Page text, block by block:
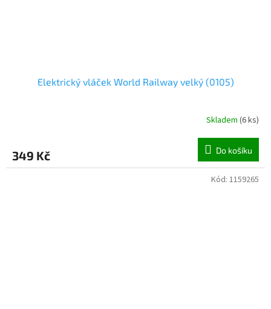
Elektrický vláček World Railway velký (0105)
Skladem (6 ks)
349 Kč Do košíku
Kód: 1159265